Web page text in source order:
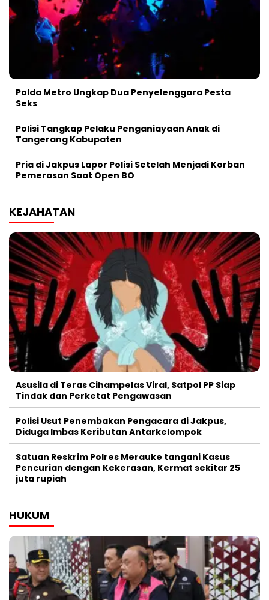
Polda Metro Ungkap Dua Penyelenggara Pesta
Seks
Polisi Tangkap Pelaku Penganiayaan Anak di
Tangerang Kabupaten
Pria di Jakpus Lapor Polisi Setelah Menjadi Korban
Pemerasan Saat Open BO
KEJAHATAN
Asusila di Teras Cihampelas Viral, Satpol PP Siap
Tindak dan Perketat Pengawasan
Polisi Usut Penembakan Pengacara di Jakpus,
Diduga Imbas Keributan Antarkelompok
Satuan Reskrim Polres Merauke tangani Kasus
Pencurian dengan Kekerasan, Kermat sekitar 25
juta rupiah
HUKUM